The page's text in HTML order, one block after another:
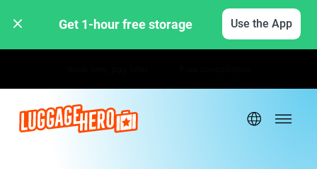
Get 1-hour free storage Use the App